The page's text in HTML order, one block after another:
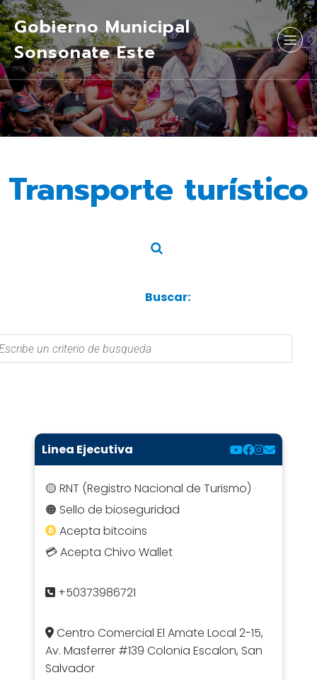
Gobierno Municipal
Sonsonate Este
Transporte turístico
Buscar:
Linea Ejecutiva
🟡 RNT (Registro Nacional de Turismo)
🟠 Sello de bioseguridad
Acepta bitcoins
💳 Acepta Chivo Wallet
+50373986721
Centro Comercial El Amate Local 2-15,
Av. Masferrer #139 Colonia Escalon, San
Salvador